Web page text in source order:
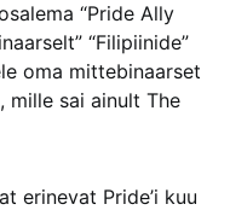
“Pride Ally
“Filipiinide”
oma mittebinaarset
mille sai ainult The
erinevat Pride’i kuu